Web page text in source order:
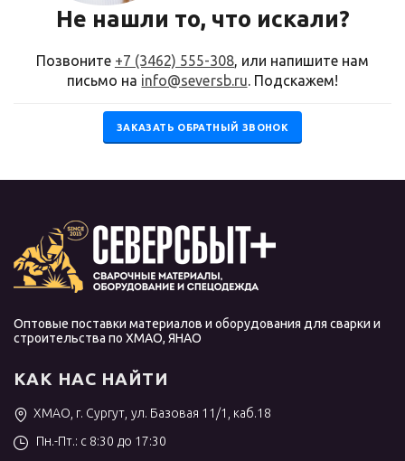
Не нашли то, что искали?
Позвоните +7 (3462) 555-308, или напишите нам
письмо на info@seversb.ru. Подскажем!
ЗАКАЗАТЬ ОБРАТНЫЙ ЗВОНОК
Оптовые поставки материалов и оборудования для сварки и
строительства по ХМАО, ЯНАО
КАК НАС НАЙТИ
ХМАО, г. Сургут, ул. Базовая 11/1, каб.18
Пн.-Пт.: с 8:30 до 17:30